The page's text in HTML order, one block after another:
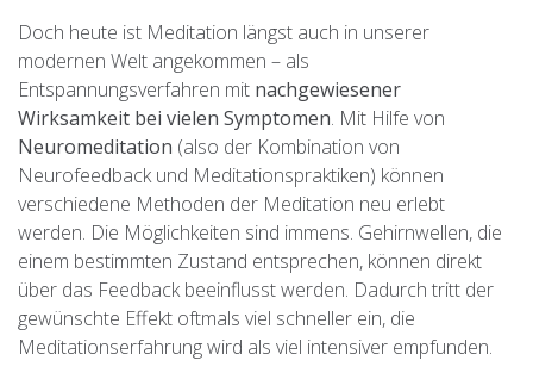
Doch heute ist Meditation längst auch in unserer
modernen Welt angekommen – als
Entspannungsverfahren mit nachgewiesener
Wirksamkeit bei vielen Symptomen. Mit Hilfe von
Neuromeditation (also der Kombination von
Neurofeedback und Meditationspraktiken) können
verschiedene Methoden der Meditation neu erlebt
werden. Die Möglichkeiten sind immens. Gehirnwellen, die
einem bestimmten Zustand entsprechen, können direkt
über das Feedback beeinflusst werden. Dadurch tritt der
gewünschte Effekt oftmals viel schneller ein, die
Meditationserfahrung wird als viel intensiver empfunden.